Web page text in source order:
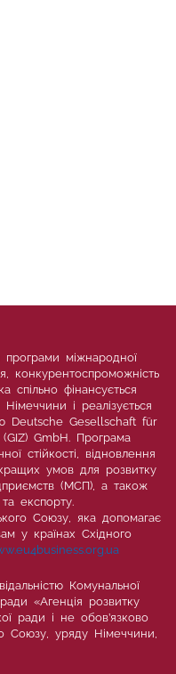
міжнародної
конкурентоспроможність
спільно фінансується
і реалізується
Deutsche Gesellschaft für
GmbH. Програма
стійкості, відновлення
умов для розвитку
(МСП), а також
експорту.
Союзу, яка допомагає
у країнах Східного
Комунальної
«Агенція розвитку
ради і не обов’язково
Союзу, уряду Німеччини,